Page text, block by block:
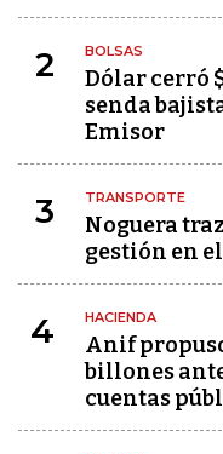
2 BOLSAS
Dólar cerró
senda
Emisor
3 TRANSPORTE
Noguera
gestión en
4 HACIENDA
Anif
billones
cuentas